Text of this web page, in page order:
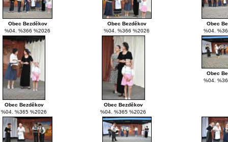
Obec Bezděkov
%04. %366 %2026
Obec Bezděkov
%04. %366 %2026
Obec
%04.
Obec Bezděkov
%04. %365 %2026
Obec Bezděkov
%04. %365 %2026
Obec
%04.